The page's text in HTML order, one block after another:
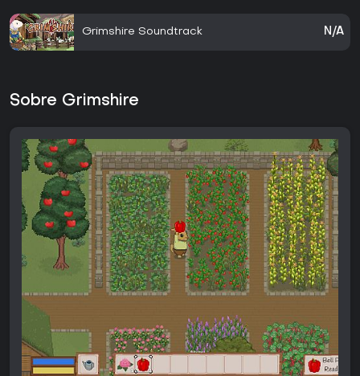
Grimshire Soundtrack N/A
Sobre Grimshire